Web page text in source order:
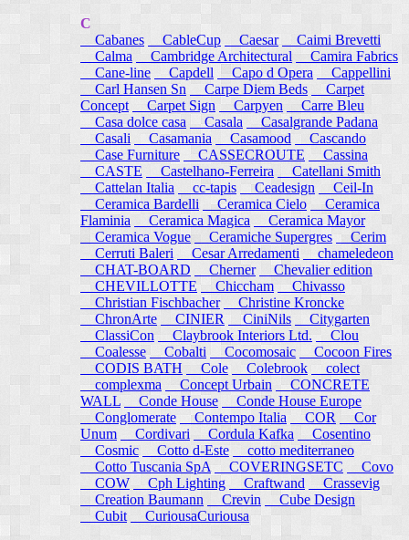
C
Cabanes
CableCup Caesar
Caimi Brevetti
Calma
Cambridge Architectural
Camira Fabrics
Cane-line
Capdell Capo d Opera
Cappellini
Carl Hansen Sn
Carpe Diem Beds
Carpet
Concept
Carpet Sign Carpyen
Carre Bleu
Casa dolce casa
Casala
Casalgrande Padana
Casali
Casamania Casamood
Cascando
Case Furniture
CASSECROUTE
Cassina
CASTE
Castelhano-Ferreira
Catellani Smith
Cattelan Italia
cc-tapis Ceadesign
Ceil-In
Ceramica Bardelli
Ceramica Cielo
Ceramica
Flaminia
Ceramica Magica
Ceramica Mayor
Ceramica Vogue
Ceramiche Supergres Cerim
Cerruti Baleri
Cesar Arredamenti
chameledeon
CHAT-BOARD
Cherner
Chevalier edition
CHEVILLOTTE
Chiccham
Chivasso
Christian Fischbacher
Christine Kroncke
ChronArte
CINIER CiniNils
Citygarten
ClassiCon
Claybrook Interiors Ltd.
Clou
Coalesse
Cobalti Cocomosaic
Cocoon Fires
CODIS BATH
Cole Colebrook
colect
complexma
Concept Urbain
CONCRETE
WALL
Conde House
Conde House Europe
Conglomerate
Contempo Italia COR
Cor
Unum
Cordivari Cordula Kafka
Cosentino
Cosmic
Cotto d-Este
cotto mediterraneo
Cotto Tuscania SpA
COVERINGSETC
Covo
COW
Cph Lighting Craftwand
Crassevig
Creation Baumann
Crevin
Cube Design
Cubit
CuriousaCuriousa